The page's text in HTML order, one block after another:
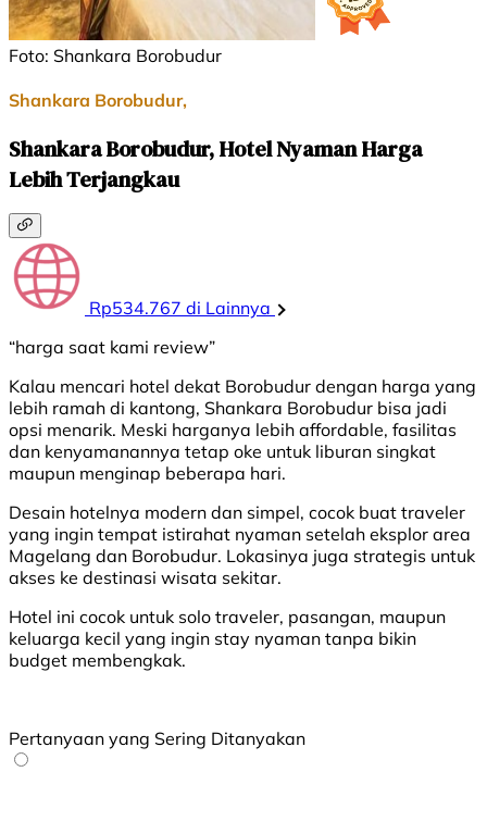
Foto: Shankara Borobudur
Shankara Borobudur,
Shankara Borobudur, Hotel Nyaman Harga
Lebih Terjangkau
Rp534.767 di Lainnya
“harga saat kami review”
Kalau mencari hotel dekat Borobudur dengan harga yang
lebih ramah di kantong, Shankara Borobudur bisa jadi
opsi menarik. Meski harganya lebih affordable, fasilitas
dan kenyamanannya tetap oke untuk liburan singkat
maupun menginap beberapa hari.
Desain hotelnya modern dan simpel, cocok buat traveler
yang ingin tempat istirahat nyaman setelah eksplor area
Magelang dan Borobudur. Lokasinya juga strategis untuk
akses ke destinasi wisata sekitar.
Hotel ini cocok untuk solo traveler, pasangan, maupun
keluarga kecil yang ingin stay nyaman tanpa bikin
budget membengkak.
Pertanyaan yang Sering Ditanyakan